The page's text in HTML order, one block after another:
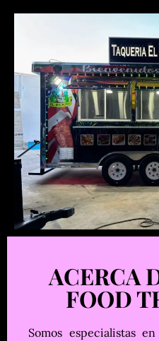
ACERCA
FOOD
Somos especialistas